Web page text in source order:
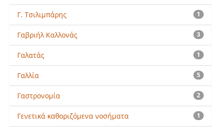
Γ. Τσιλιμπάρης 1
Γαβριήλ Καλλονάς 3
Γαλατάς 1
Γαλλία 5
Γαστρονομία 2
Γενετικά καθοριζόμενα νοσήματα 1